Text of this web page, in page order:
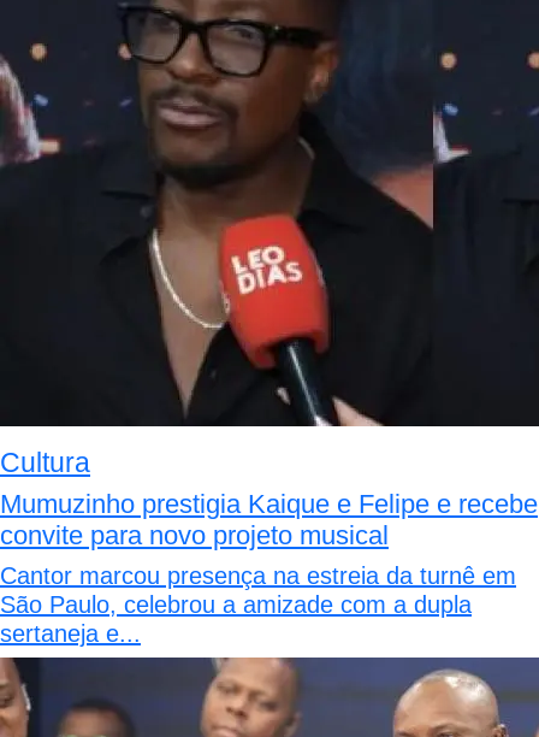
Cultura
Mumuzinho prestigia Kaique e Felipe e recebe
convite para novo projeto musical
Cantor marcou presença na estreia da turnê em
São Paulo, celebrou a amizade com a dupla
sertaneja e...